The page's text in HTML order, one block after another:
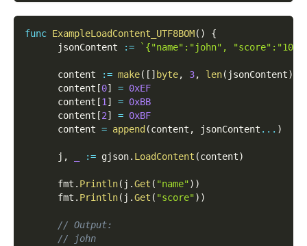
func ExampleLoadContent_UTF8BOM( )
{
      jsonContent
:= `{"name":"john",
      content
:= make( [ ] byte, 3, len( jsonContent)
      content
[0] = 0xEF
      content
[1] = 0xBB
      content
[2] = 0xBF
      content
= append (content , jsonContent ... )
      j
, := gjson. LoadContent (content)
      fmt
. Println( j .Get ( "name") )
      fmt
. Println( j .Get ( "score") )
// Output:
// john